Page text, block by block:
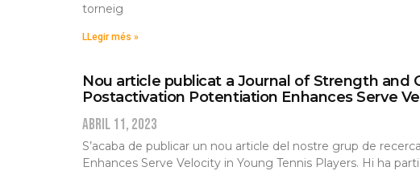
torneig
LLegir més »
Nou article publicat a Journal of Strength and
Postactivation Potentiation Enhances Serve
abril 11, 2023
S’acaba de publicar un nou article del nostre grup de
Enhances Serve Velocity in Young Tennis Players. Hi ha